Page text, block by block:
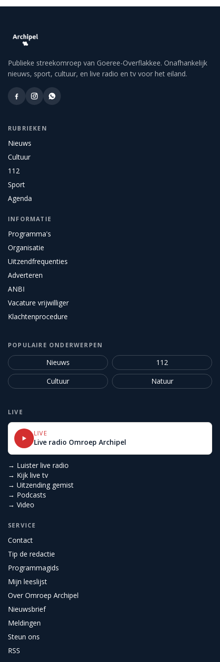
Publieke streekomroep van Goeree-Overflakkee. Onafhankelijk
nieuws, sport, cultuur, en live radio en tv voor het eiland.
RUBRIEKEN
Nieuws
Cultuur
112
Sport
Agenda
INFORMATIE
Programma's
Organisatie
Uitzendfrequenties
Adverteren
ANBI
Vacature vrijwilliger
Klachtenprocedure
POPULAIRE ONDERWERPEN
Nieuws
112
Cultuur
Natuur
LIVE
LIVE
Live radio Omroep Archipel
→ Luister live radio
→ Kijk live tv
→ Uitzending gemist
→ Podcasts
→ Video
SERVICE
Contact
Tip de redactie
Programmagids
Mijn leeslijst
Over Omroep Archipel
Nieuwsbrief
Meldingen
Steun ons
RSS